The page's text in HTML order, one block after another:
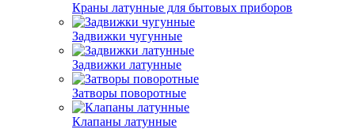
Краны латунные для бытовых приборов
Задвижки чугунные
Задвижки латунные
Затворы поворотные
Клапаны латунные